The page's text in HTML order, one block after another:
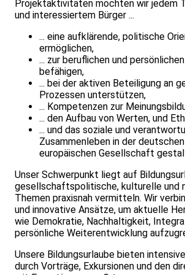
Projektaktivitäten möchten wir jedem
und interessiertem Bürger ...
... eine aufklärende, politische
ermöglichen,
... zur beruflichen und
befähigen,
... bei der aktiven Beteiligung an
Prozessen unterstützen,
... Kompetenzen zur
... den Aufbau von Werten, und
... und das soziale und
Zusammenleben in der deutschen
europäischen Gesellschaft
Unser Schwerpunkt liegt auf
gesellschaftspolitische, kulturelle und
Themen praxisnah vermitteln. Wir
und innovative Ansätze, um aktuelle
wie Demokratie, Nachhaltigkeit,
persönliche Weiterentwicklung
Unsere Bildungsurlaube bieten
durch Vorträge, Exkursionen und den